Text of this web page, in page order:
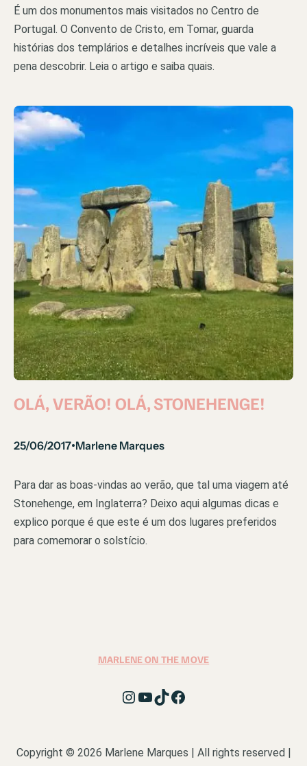
É um dos monumentos mais visitados no Centro de
Portugal. O Convento de Cristo, em Tomar, guarda
histórias dos templários e detalhes incríveis que vale a
pena descobrir. Leia o artigo e saiba quais.
OLÁ, VERÃO! OLÁ, STONEHENGE!
25/06/2017•Marlene Marques
Para dar as boas-vindas ao verão, que tal uma viagem até
Stonehenge, em Inglaterra? Deixo aqui algumas dicas e
explico porque é que este é um dos lugares preferidos
para comemorar o solstício.
MARLENE ON THE MOVE
InstagramYouTube TikTok Facebook
Copyright © 2026 Marlene Marques | All rights reserved |